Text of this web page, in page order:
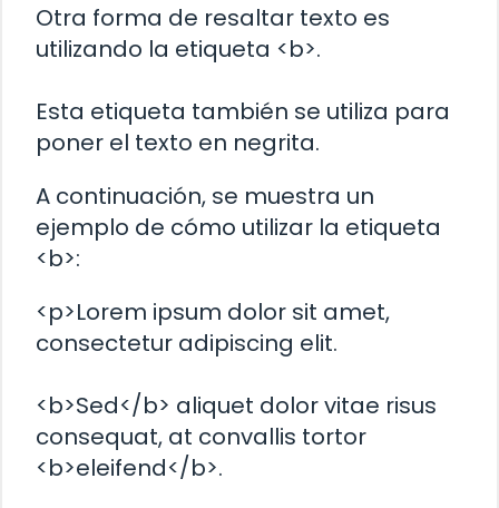
Otra forma de resaltar texto es
utilizando la etiqueta <b>.
Esta etiqueta también se utiliza para
poner el texto en negrita.
A continuación, se muestra un
ejemplo de cómo utilizar la etiqueta
<b>:
<p>Lorem ipsum dolor sit amet,
consectetur adipiscing elit.
<b>Sed</b> aliquet dolor vitae risus
consequat, at convallis tortor
<b>eleifend</b>.